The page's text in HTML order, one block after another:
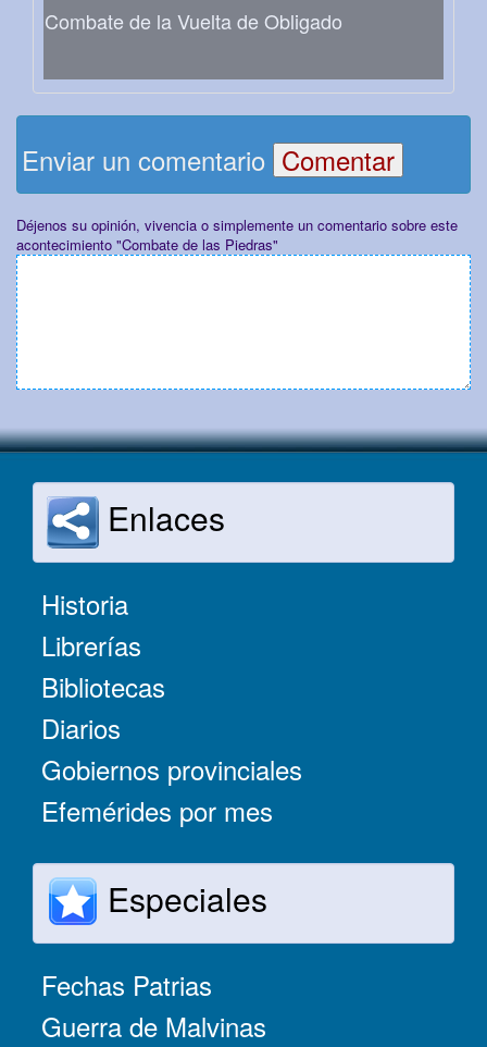
Combate de la Vuelta de Obligado
Enviar un comentario
Déjenos su opinión, vivencia o simplemente un comentario sobre este
acontecimiento "Combate de las Piedras"
Enlaces
Historia
Librerías
Bibliotecas
Diarios
Gobiernos provinciales
Efemérides por mes
Especiales
Fechas Patrias
Guerra de Malvinas